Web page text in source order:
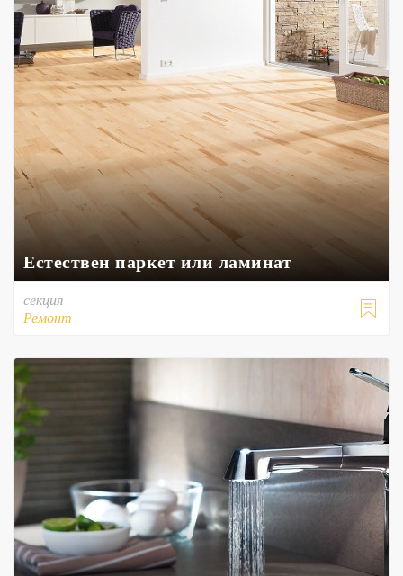
Естествен паркет или ламинат

секция
Ремонт